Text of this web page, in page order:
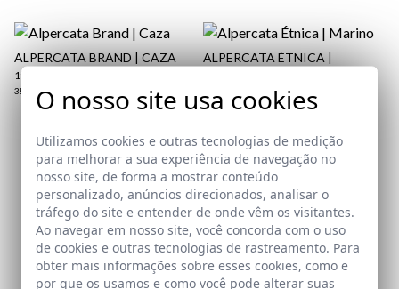
ALPERCATA BRAND | CAZA
19,95 €
38 39 40
ALPERCATA ÉTNICA |
MARINO
29,95 €
38 39
Assine a nossa Newsletter
Email
Eu li e aceito a suapolítica de proteção de dados
O nosso site usa cookies
Utilizamos cookies e outras tecnologias de medição
para melhorar a sua experiência de navegação no
nosso site, de forma a mostrar conteúdo
personalizado, anúncios direcionados, analisar o
tráfego do site e entender de onde vêm os visitantes.
Ao navegar em nosso site, você concorda com o uso
de cookies e outras tecnologias de rastreamento. Para
obter mais informações sobre esses cookies, como e
por que os usamos e como você pode alterar suas